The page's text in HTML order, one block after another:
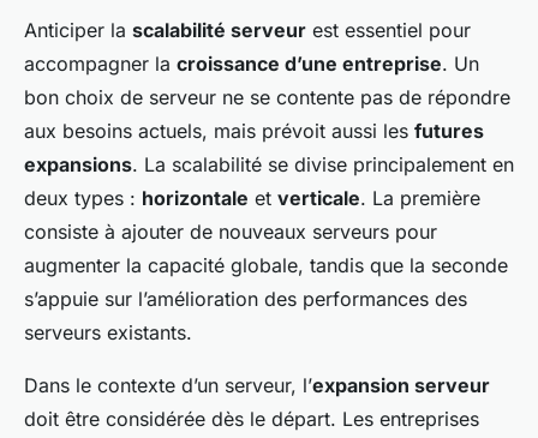
Anticiper la scalabilité serveur est essentiel pour
accompagner la croissance d’une entreprise. Un
bon choix de serveur ne se contente pas de répondre
aux besoins actuels, mais prévoit aussi les futures
expansions. La scalabilité se divise principalement en
deux types : horizontale et verticale. La première
consiste à ajouter de nouveaux serveurs pour
augmenter la capacité globale, tandis que la seconde
s’appuie sur l’amélioration des performances des
serveurs existants.
Dans le contexte d’un serveur, l’expansion serveur
doit être considérée dès le départ. Les entreprises